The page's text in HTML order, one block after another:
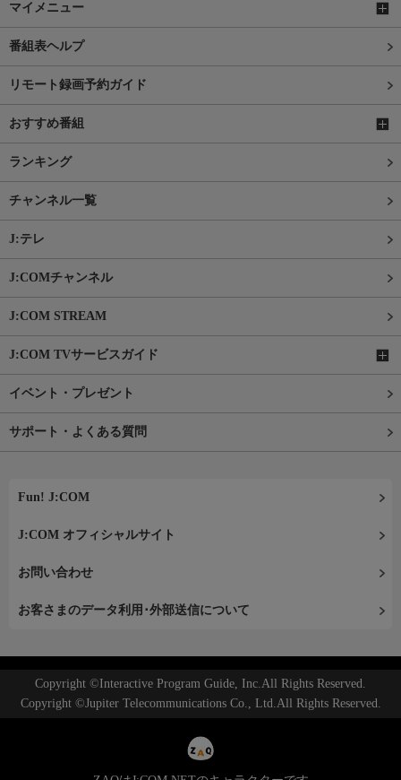
マイメニュー
番組表ヘルプ
リモート録画予約ガイド
おすすめ番組
ランキング
チャンネル一覧
J:テレ
J:COMチャンネル
J:COM STREAM
J:COM TVサービスガイド
イベント・プレゼント
サポート・よくある質問
Fun! J:COM
J:COM オフィシャルサイト
お問い合わせ
お客さまのデータ利用･外部送信について
Copyright ©Interactive Program Guide, Inc.All Rights Reserved.
Copyright ©Jupiter Telecommunications Co., Ltd.All Rights Reserved.